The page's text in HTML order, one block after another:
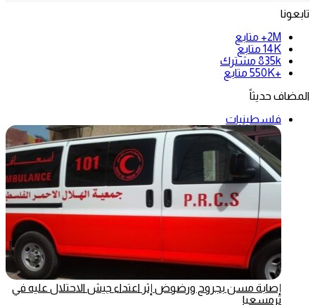
تابعونا
2M+
متابع
14K متابع
835k مشترك
+550K
متابع
المضاف حديثاً
فلسطينيات
إصابة مسن بجروح ورضوض إثر اعتداء جيش الاحتلال عليه في
ترمسعيا